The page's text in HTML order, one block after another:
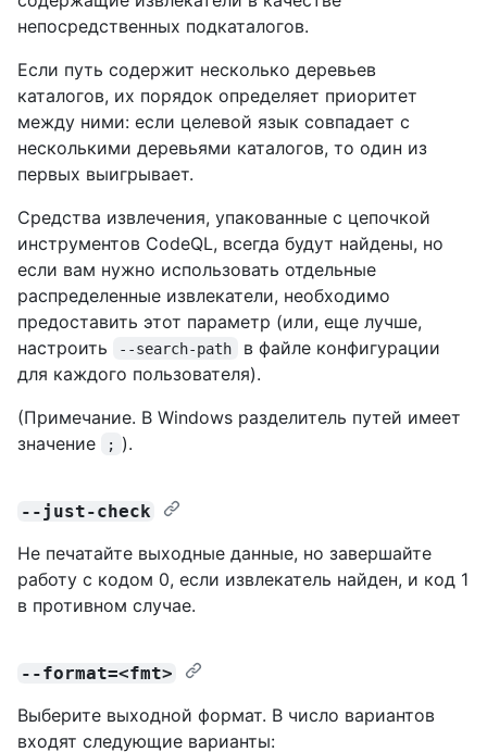
непосредственных подкаталогов.
Если путь содержит несколько деревьев
каталогов, их порядок определяет приоритет
между ними: если целевой язык совпадает с
несколькими деревьями каталогов, то один из
первых выигрывает.
Средства извлечения, упакованные с цепочкой
инструментов CodeQL, всегда будут найдены, но
если вам нужно использовать отдельные
распределенные извлекатели, необходимо
предоставить этот параметр (или, еще лучше,
настроить
--search-path
в файле конфигурации
для каждого пользователя).
(Примечание. В Windows разделитель путей имеет
значение
; ).
--just-check
Не печатайте выходные данные, но завершайте
работу с кодом 0, если извлекатель найден, и код 1
в противном случае.
--format=<fmt>
Выберите выходной формат. В число вариантов
входят следующие варианты: